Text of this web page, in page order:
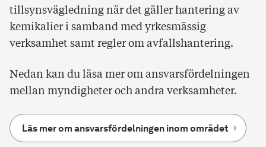
tillsynsvägledning när det gäller hantering av
kemikalier i samband med yrkesmässig
verksamhet samt regler om avfallshantering.
Nedan kan du läsa mer om ansvarsfördelningen
mellan myndigheter och andra verksamheter.
Läs mer om ansvarsfördelningen inom området